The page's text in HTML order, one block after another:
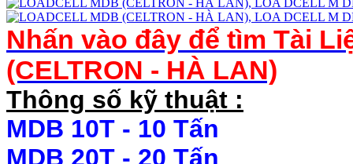
Nhấn vào đây để tìm Tài
(CELTRON - HÀ LAN)
Thông số kỹ thuật :
MDB 10T - 10 Tấn
MDB 20T - 20 Tấn